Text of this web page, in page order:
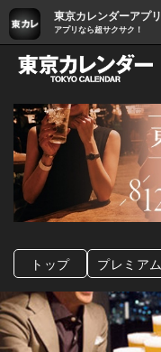
東京カレンダーアプリ
アプリなら超サクサク！
トップ プレミアム